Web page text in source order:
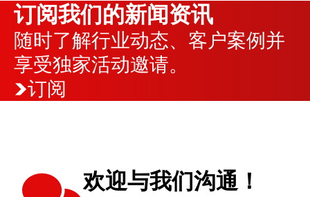
订阅我们的新闻资讯
随时了解行业动态、客户案例并
享受独家活动邀请。
订阅
欢迎与我们沟通！